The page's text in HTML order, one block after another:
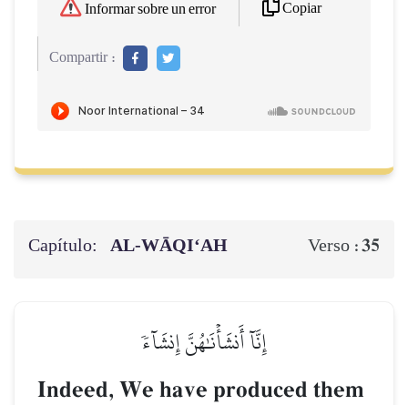
Informar sobre un error Copiar
Compartir :
Capítulo: AL‑WĀQI‘AH Verso :35
إِنَّآ أَنشَأۡنَٰهُنَّ إِنشَآءٗ
Indeed, We have produced them